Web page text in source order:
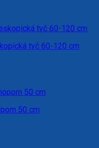
tyč 60-120 cm
50 cm